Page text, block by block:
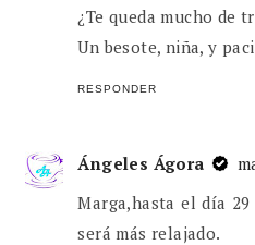
¿Te queda mucho de
Un besote, niña, y
RESPONDER
Ángeles Ágora
Marga,hasta el día
será más relajado.